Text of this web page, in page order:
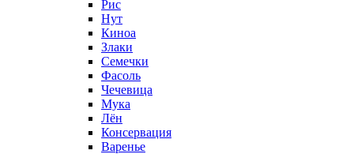
Рис
Нут
Киноа
Злаки
Семечки
Фасоль
Чечевица
Мука
Лён
Консервация
Варенье